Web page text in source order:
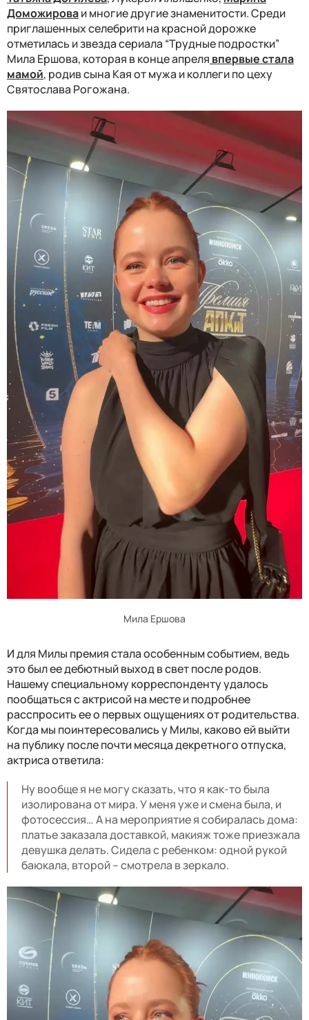
Доможироваи многие другие знаменитости. Среди
приглашенных селебрити на красной дорожке
отметилась и звезда сериала “Трудные подростки”
Мила Ершова, которая в конце апреля впервые стала
мамой, родив сына Кая от мужа и коллеги по цеху
Святослава Рогожана.
Мила Ершова
И для Милы премия стала особенным событием, ведь
это был ее дебютный выход в свет после родов.
Нашему специальному корреспонденту удалось
пообщаться с актрисой на месте и подробнее
расспросить ее о первых ощущениях от родительства.
Когда мы поинтересовались у Милы, каково ей выйти
на публику после почти месяца декретного отпуска,
актриса ответила:
Ну вообще я не могу сказать, что я как-то была
изолирована от мира. У меня уже и смена была, и
фотосессия… А на мероприятие я собиралась дома:
платье заказала доставкой, макияж тоже приезжала
девушка делать. Сидела с ребенком: одной рукой
баюкала, второй – смотрела в зеркало.